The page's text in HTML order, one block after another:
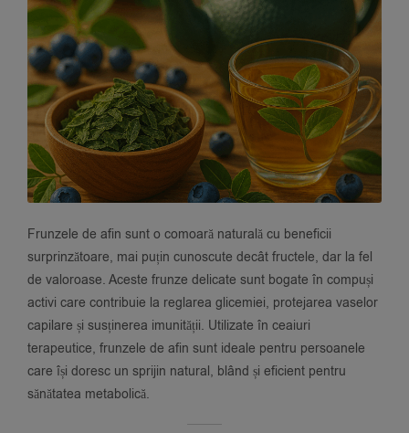
Frunzele de afin sunt o comoară naturală cu beneficii
surprinzătoare, mai puțin cunoscute decât fructele, dar la fel
de valoroase. Aceste frunze delicate sunt bogate în compuși
activi care contribuie la reglarea glicemiei, protejarea vaselor
capilare și susținerea imunității. Utilizate în ceaiuri
terapeutice, frunzele de afin sunt ideale pentru persoanele
care își doresc un sprijin natural, blând și eficient pentru
sănătatea metabolică.